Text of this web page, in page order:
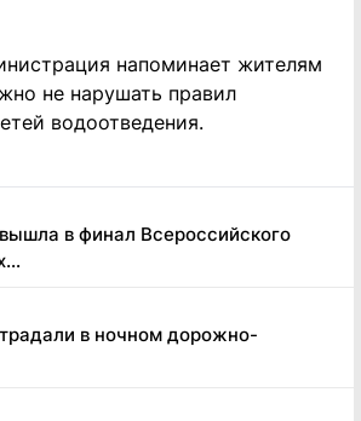
в финал Всероссийского
в ночном дорожно-
напоминает жителям
не нарушать правил
водоотведения.